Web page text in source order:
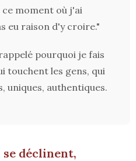
moment où j'ai
eu raison d'y croire."
pourquoi je fais
touchent les gens, qui
uniques, authentiques.
se déclinent,